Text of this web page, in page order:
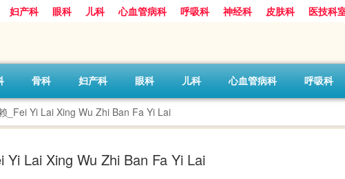
妇产科 眼科 儿科 心血管病科 呼吸科 神经科 皮肤科 医技科
骨科 妇产科 眼科 儿科 心血管病科 呼吸科
_Fei Yi Lai Xing Wu Zhi Ban Fa Yi Lai
Lai Xing Wu Zhi Ban Fa Yi Lai